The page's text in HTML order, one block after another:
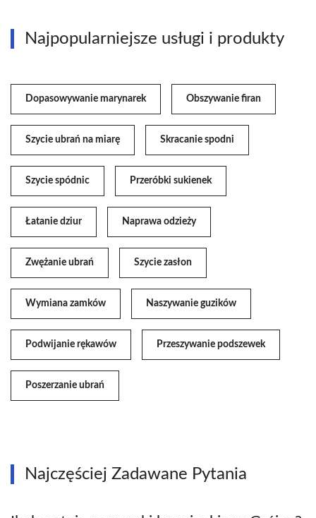
Najpopularniejsze usługi i produkty
Dopasowywanie marynarek Obszywanie firan
Szycie ubrań na miarę Skracanie spodni
Szycie spódnic Przeróbki sukienek
Łatanie dziur Naprawa odzieży
Zwężanie ubrań Szycie zasłon
Wymiana zamków Naszywanie guzików
Podwijanie rękawów Przeszywanie podszewek
Poszerzanie ubrań
Najczęściej Zadawane Pytania